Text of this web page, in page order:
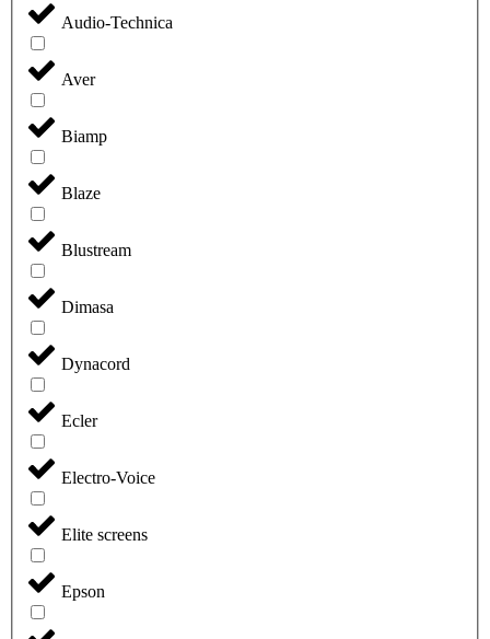
Audio-Technica
Aver
Biamp
Blaze
Blustream
Dimasa
Dynacord
Ecler
Electro-Voice
Elite screens
Epson